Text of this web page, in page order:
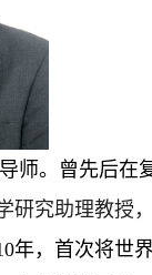
师。 曾先后在
研究助理教授
年，首次将世